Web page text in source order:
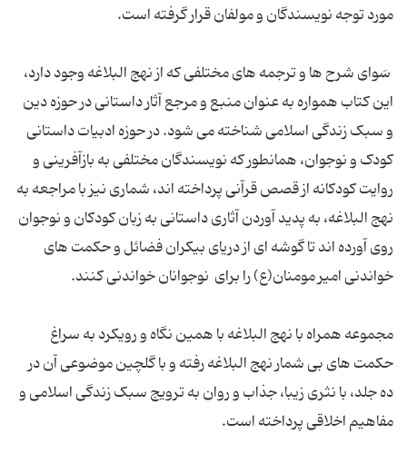
مورد توجه نویسندگان و مولفان قرار گرفته است.
سَوای شرح ها و ترجمه های مختلفی که از نهج البلاغه وجود دارد،
این کتاب همواره به عنوان منبع و مرجع آثار داستانی در حوزه دین
و سبک زندگی اسلامی شناخته می شود. در حوزه ادبیات داستانی
کودک و نوجوان، همانطور که نویسندگان مختلفی به بازآفرینی و
روایت کودکانه از قصص قرآنی پرداخته اند، شماری نیز با مراجعه به
نهج البلاغه، به پدید آوردن آثاری داستانی به زبان کودکان و نوجوان
روی آورده اند تا گوشه ای از دریای بیکران فضائل و حکمت های
خواندنی امیر مومنان(ع) را برای نوجوانان خواندنی کنند.
مجموعه همراه با نهج البلاغه با همین نگاه و رویکرد به سراغ
حکمت های بی شمار نهج البلاغه رفته و با گلچین موضوعی آن در
ده جلد، با نثری زیبا، جذاب و روان به ترویج سبک زندگی اسلامی و
مفاهیم اخلاقی پرداخته است.